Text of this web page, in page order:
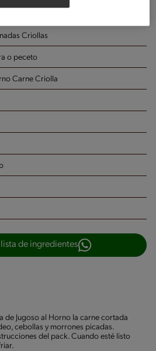
Criollas
o peceto
Carne Criolla
de ingredientes
de Jugoso al Horno la carne cortada
cebollas y morrones picadas.
del pack. Cuando esté listo